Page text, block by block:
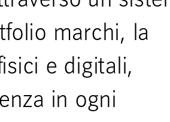
marchi, la
e digitali,
in ogni